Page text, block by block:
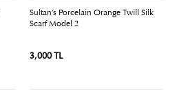
Sultan’s Porcelain Orange Twill Silk
Scarf Model 2
3,000 TL